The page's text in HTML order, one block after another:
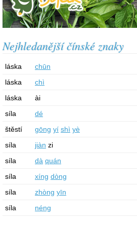
Nejhledanější čínské znaky
láska
chūn
láska
chì
láska
ài
síla
dé
štěstí
gōng yí shì yè
síla
jiàn zi
síla
dà quán
síla
xíng dòng
síla
zhòng yīn
síla
néng